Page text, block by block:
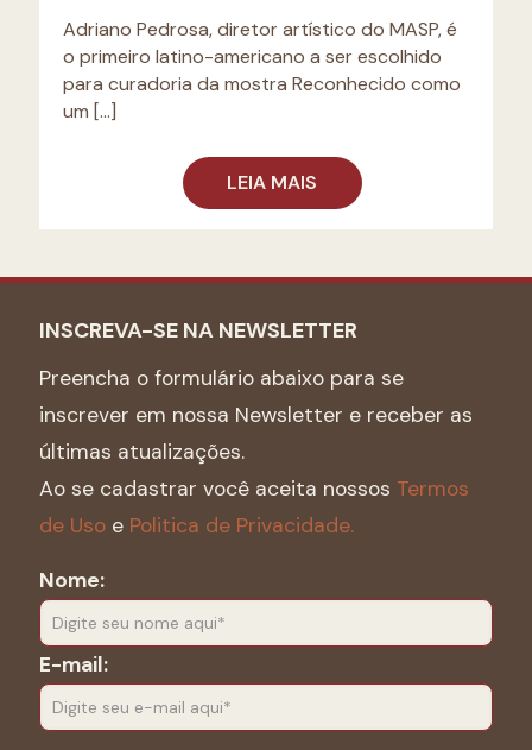
Adriano Pedrosa, diretor artístico do MASP, é
o primeiro latino-americano a ser escolhido
para curadoria da mostra Reconhecido como
um […]
LEIA MAIS
INSCREVA-SE NA NEWSLETTER
Preencha o formulário abaixo para se
inscrever em nossa Newsletter e receber as
últimas atualizações.
Ao se cadastrar você aceita nossos Termos
de Uso e Politica de Privacidade.
Nome:
E-mail: